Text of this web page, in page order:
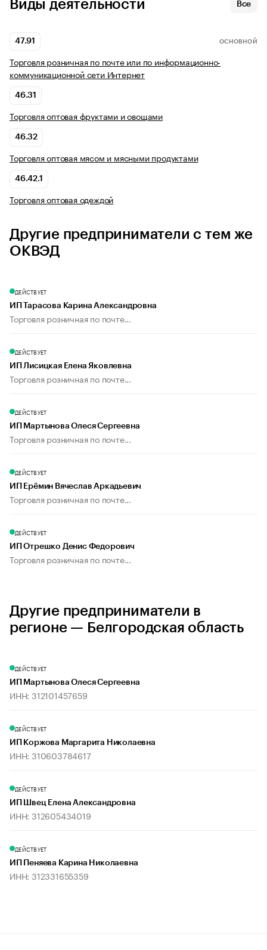
Виды деятельности Все
47.91 ОСНОВНОЙ
Торговля розничная по почте или по информационно-
коммуникационной сети Интернет
46.31
Торговля оптовая фруктами и овощами
46.32
Торговля оптовая мясом и мясными продуктами
46.42.1
Торговля оптовая одеждой
Другие предприниматели с тем же
ОКВЭД
ДЕЙСТВУЕТ
ИП Тарасова Карина Александровна
Торговля розничная по почте...
ДЕЙСТВУЕТ
ИП Лисицкая Елена Яковлевна
Торговля розничная по почте...
ДЕЙСТВУЕТ
ИП Мартынова Олеся Сергеевна
Торговля розничная по почте...
ДЕЙСТВУЕТ
ИП Ерёмин Вячеслав Аркадьевич
Торговля розничная по почте...
ДЕЙСТВУЕТ
ИП Отрешко Денис Федорович
Торговля розничная по почте...
Другие предприниматели в
регионе — Белгородская область
ДЕЙСТВУЕТ
ИП Мартынова Олеся Сергеевна
ИНН: 312101457659
ДЕЙСТВУЕТ
ИП Коржова Маргарита Николаевна
ИНН: 310603784617
ДЕЙСТВУЕТ
ИП Швец Елена Александровна
ИНН: 312605434019
ДЕЙСТВУЕТ
ИП Пеняева Карина Николаевна
ИНН: 312331655359